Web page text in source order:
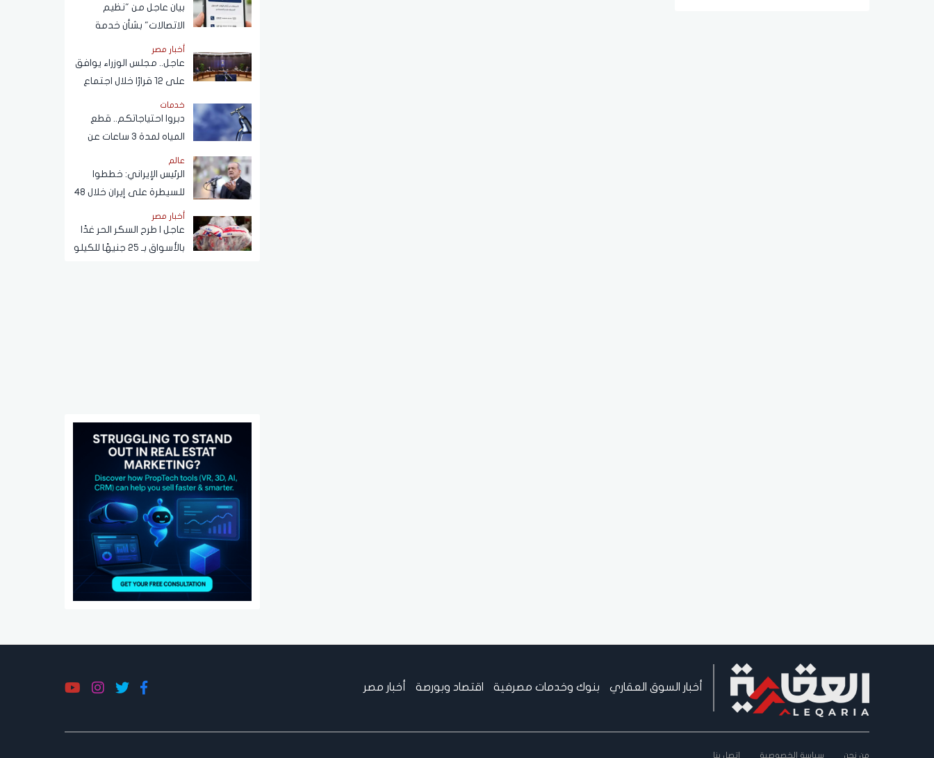
بيان عاجل من "نظيم
الاتصالات" بشأن خدمة
الاستعلام عن أرقام الهاتف
المحمول المسجلة باسم
المستخدم عبر تطبيق My
أخبار مصر
عاجل.. مجلس الوزراء يوافق
على 12 قرارًا خلال اجتماع
اليوم
خدمات
دبروا احتياجاتكم.. قطع
المياه لمدة 3 ساعات عن
هذه المناطق (اعرف
الموعد)
عالم
الرئيس الإيراني: خططوا
للسيطرة على إيران خلال 48
ساعة كما حدث في سوريا
أخبار مصر
عاجل | طرح السكر الحر غدًا
بالأسواق بـ 25 جنيهًا للكيلو
أخبار السوق العقاري بنوك وخدمات مصرفية اقتصاد وبورصة أخبار مصر
من نحن سياسة الخصوصية اتصل بنا